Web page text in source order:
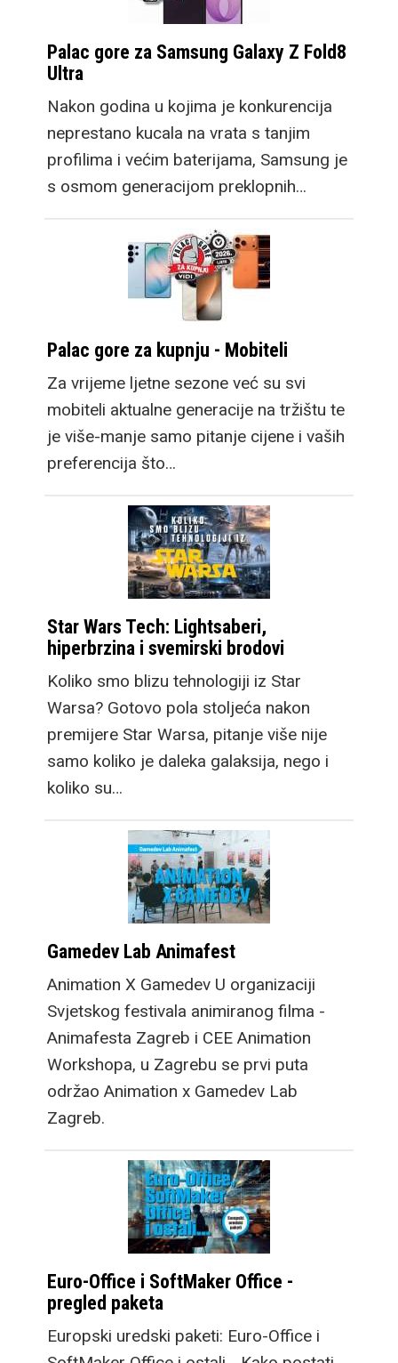
Palac gore za Samsung Galaxy Z Fold8
Ultra
Nakon godina u kojima je konkurencija
neprestano kucala na vrata s tanjim
profilima i većim baterijama, Samsung je
s osmom generacijom preklopnih…
Palac gore za kupnju - Mobiteli
Za vrijeme ljetne sezone već su svi
mobiteli aktualne generacije na tržištu te
je više-manje samo pitanje cijene i vaših
preferencija što…
Star Wars Tech: Lightsaberi,
hiperbrzina i svemirski brodovi
Koliko smo blizu tehnologiji iz Star
Warsa? Gotovo pola stoljeća nakon
premijere Star Warsa, pitanje više nije
samo koliko je daleka galaksija, nego i
koliko su…
Gamedev Lab Animafest
Animation X Gamedev U organizaciji
Svjetskog festivala animiranog filma -
Animafesta Zagreb i CEE Animation
Workshopa, u Zagrebu se prvi puta
održao Animation x Gamedev Lab
Zagreb.
Euro-Office i SoftMaker Office -
pregled paketa
Europski uredski paketi: Euro-Office i